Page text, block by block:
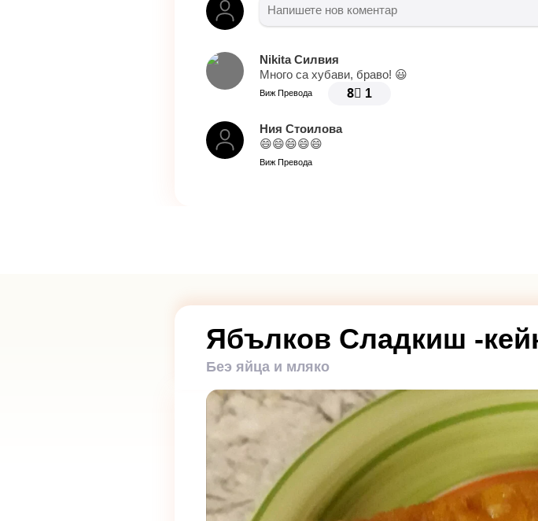
Nikita Силвия
Много са хубави, браво! 😃
Виж Превода 8⃣ 1
Ния Стоилова
😄😄😄😄😄
Виж Превода
Ябълков Сладкиш -
Беэ яйца и мляко